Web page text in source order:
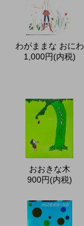
わがままな おにわ
1,000円(内税)
おおきな木
900円(内税)